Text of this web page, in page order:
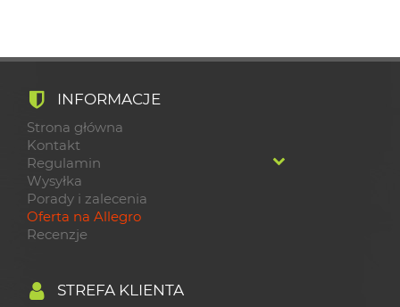
INFORMACJE
Strona główna
Kontakt
Regulamin
Wysyłka
Porady i zalecenia
Oferta na Allegro
Recenzje
STREFA KLIENTA